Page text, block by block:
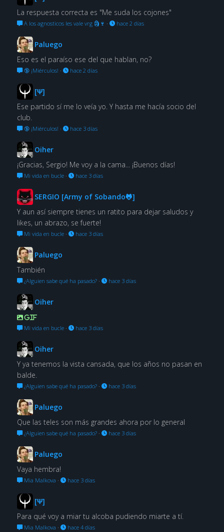
La respuesta correcta es "Me suda los cojones"
A los agnosticos les vale vrg 🗿🍷 · hace 2 días
Paluego
Eso es el paraíso ese del que hablan, no?
🔞 ¡Miérculos! · hace 2 días
[Ψ]
Ese partido sí me lo veía yo. Y hasta me hacía socio del
club.
🔞 ¡Miérculos! · hace 3 días
Oiher
¡Gracias, Sergio! Me voy a la cama... ¡Buenos días!
Mi vida en bucle· hace 3 días
SERGIO [Army of Sobando🐸]
Y aun así siempre tienes un ratito para dejar saludos y
likes, un abrazo, se fuerte!
Mi vida en bucle· hace 3 días
Paluego
También
¿Alguien sabe qué ha pasado?· hace 3 días
Oiher
GIF
Mi vida en bucle· hace 3 días
Oiher
Y ya tenemos la vista cansada, que los años no pasan en
balde.
¿Alguien sabe qué ha pasado?· hace 3 días
Paluego
Que las teles son más grandes ahora por lo general
¿Alguien sabe qué ha pasado?· hace 3 días
Paluego
Vaya hembra!
Mia Malkova · hace 3 días
[Ψ]
Para qué voy a miar tu alcoba pudiendo miarte a tí.
Mia Malkova · hace 4 días